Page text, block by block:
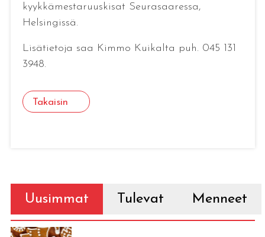
kyykkämestaruuskisat Seurasaaressa,
Helsingissä.
Lisätietoja saa Kimmo Kuikalta puh. 045 131
3948.
Takaisin
Uusimmat Tulevat Menneet